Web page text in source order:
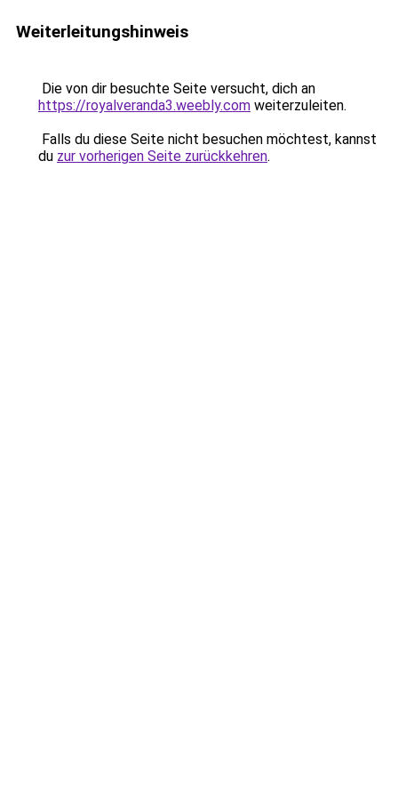
Weiterleitungshinweis
Die von dir besuchte Seite versucht, dich an
https://royalveranda3.weebly.com weiterzuleiten.
Falls du diese Seite nicht besuchen möchtest, kannst
du zur vorherigen Seite zurückkehren.